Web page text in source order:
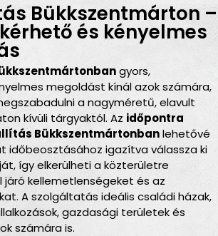
Bükkszentmárton –
és kényelmes
gyors,
megoldást kínál azok számára,
a nagyméretű, elavult
kívüli tárgyaktól. Az időpontra
Bükkszentmártonbanlehetővé
időbeosztásához igazítva válassza ki
így elkerülheti a közterületre
járó kellemetlenségeket és az
A szolgáltatás ideális családi házak,
gazdasági területek és
számára is.